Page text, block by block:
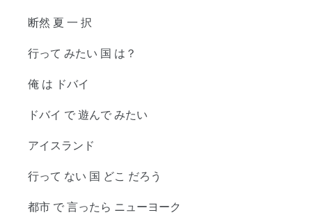
断然 夏 一 択
行って みたい 国 は？
俺 は ドバイ
ドバイ で 遊んで みたい
アイスランド
行って ない 国 どこ だろう
都市 で 言ったら ニューヨーク